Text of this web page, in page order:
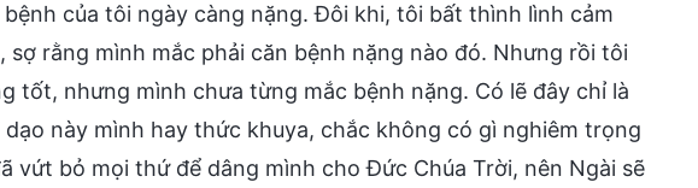
của tôi ngày càng nặng. Đôi khi, tôi bất thình lình cảm
rằng mình mắc phải căn bệnh nặng nào đó. Nhưng rồi tôi
tốt, nhưng mình chưa từng mắc bệnh nặng. Có lẽ đây chỉ là
này mình hay thức khuya, chắc không có gì nghiêm trọng
vứt bỏ mọi thứ để dâng mình cho Đức Chúa Trời, nên Ngài sẽ